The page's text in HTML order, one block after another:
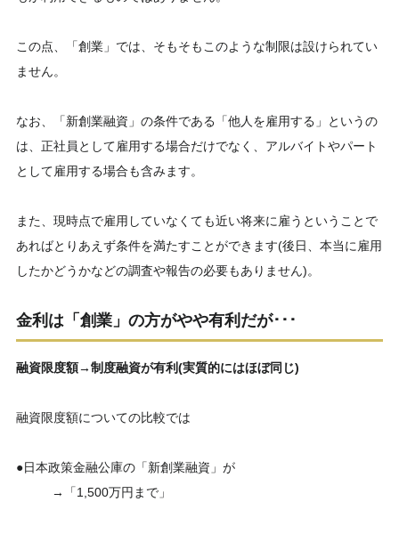
この点、「創業」では、そもそもこのような制限は設けられてい
ません。
なお、「新創業融資」の条件である「他人を雇用する」というの
は、正社員として雇用する場合だけでなく、アルバイトやパート
として雇用する場合も含みます。
また、現時点で雇用していなくても近い将来に雇うということで
あればとりあえず条件を満たすことができます(後日、本当に雇用
したかどうかなどの調査や報告の必要もありません)。
金利は「創業」の方がやや有利だが･･･
融資限度額→制度融資が有利(実質的にはほぼ同じ)
融資限度額についての比較では
●日本政策金融公庫の「新創業融資」が
→「1,500万円まで」